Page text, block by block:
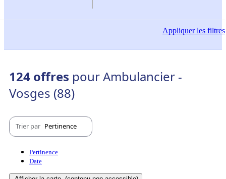
Appliquerles filtres
124 offres pour Ambulancier -
Vosges (88)
Trier par Pertinence
Pertinence
Date